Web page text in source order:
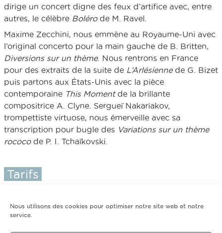
Nous utilisons des cookies pour optimiser notre site web et notre
service.
dirige un concert digne des feux d’artifice avec, entre
autres, le célèbre Bolérode M. Ravel.
Maxime Zecchini, nous emmène au Royaume-Uni avec
l’original concerto pour la main gauche de B. Britten,
Diversions sur un thème. Nous rentrons en France
pour des extraits de la suite de L’Arlésiennede G. Bizet
puis partons aux États-Unis avec la pièce
contemporaine This Momentde la brillante
compositrice A. Clyne. Sergueï Nakariakov,
trompettiste virtuose, nous émerveille avec sa
transcription pour bugle des Variations sur un thème
rococode P. I. Tchaïkovski.
Tarifs
réduit (à partir de 2 concerts) : 34€ - 28€ - 22€ - 16€
(cat. 1 à 4) // Tarif préférentiel (à partir de 5 concerts) :